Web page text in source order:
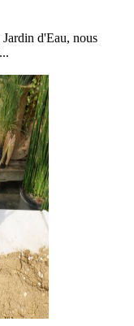
Jardin d'Eau, nous